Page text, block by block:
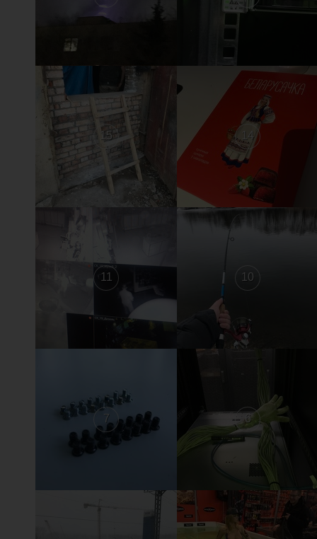
15 14
11 10
7 6